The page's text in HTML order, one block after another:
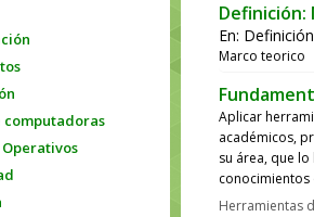
computadoras
Operativos
Definición:
En:
Marco teorico
Aplicar
académicos,
su área, que
Herramientas